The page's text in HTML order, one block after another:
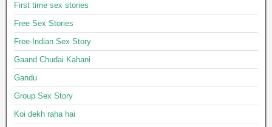
First time sex stories
Free Sex Stories
Free-Indian Sex Story
Gaand Chudai Kahani
Gandu
Group Sex Story
Koi dekh raha hai